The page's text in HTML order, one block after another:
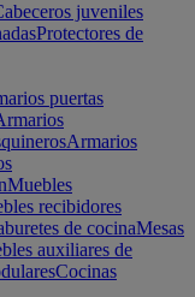
juveniles
Protectores de
puertas
Armarios
Muebles
recibidores
de cocinaMesas
auxiliares de
Cocinas